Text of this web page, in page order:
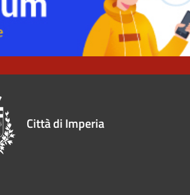
Città di Imperia